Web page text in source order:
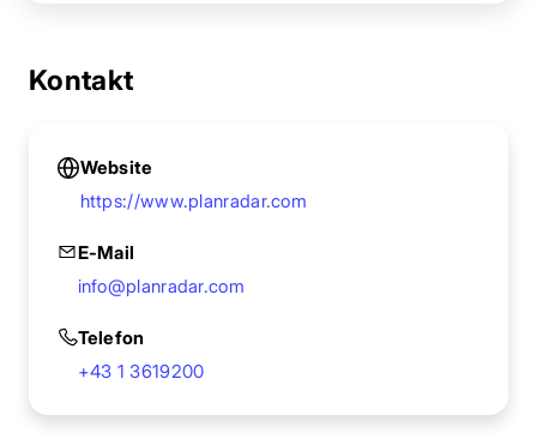
Kontakt
Website
https://www.planradar.com
E-Mail
info@planradar.com
Telefon
+43 1 3619200